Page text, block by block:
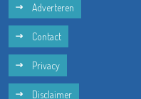
Adverteren
Contact
Privacy
Disclaimer